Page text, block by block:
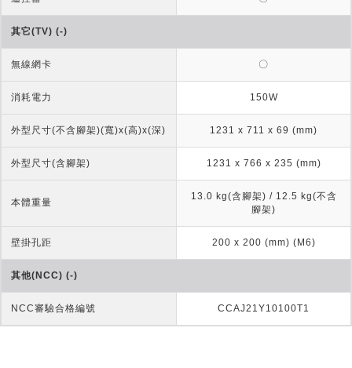
其它(TV) (-)
無線網卡 〇
消耗電力 150W
外型尺寸(不含腳架)(寬)x(高)x(深) 1231 x 711 x 69 (mm)
外型尺寸(含腳架) 1231 x 766 x 235 (mm)
本體重量
13.0 kg(含腳架) / 12.5 kg(不含
腳架)
壁掛孔距 200 x 200 (mm) (M6)
其他(NCC) (-)
NCC審驗合格編號 CCAJ21Y10100T1